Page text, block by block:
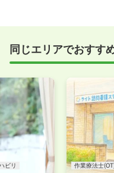
すめしていますが
事前に確認するこ
付けください！
同じエリアでおすす
ビリ 作業療法士